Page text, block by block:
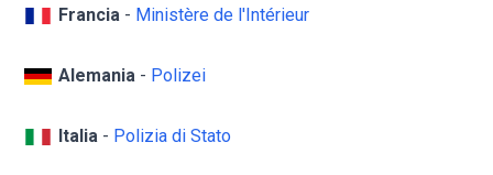
Francia - Ministère de l'Intérieur
Alemania - Polizei
Italia - Polizia di Stato